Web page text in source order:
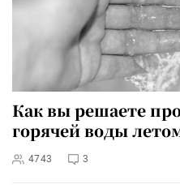
Как вы решаете
горячей воды
4743 3